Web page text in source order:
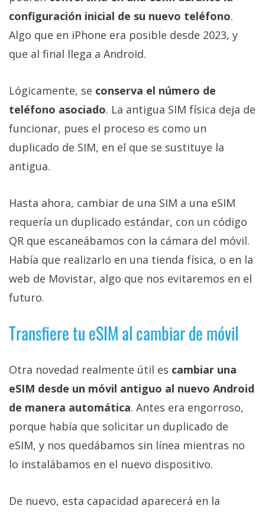
El medio de
comunicación
digital donde
noticias sobre
tecnología,
móviles,
ordenadores,
informática,
videojuegos,
comparativas,
Informático
(CC) 2006-
2026.Algunos
derechos
reservados
configuración inicial de su nuevo teléfono.
Algo que en iPhone era posible desde 2023, y
que al final llega a Android.
Lógicamente, se conserva el número de
teléfono asociado. La antigua SIM física deja de
funcionar, pues el proceso es como un
duplicado de SIM, en el que se sustituye la
antigua.
Hasta ahora, cambiar de una SIM a una eSIM
requería un duplicado estándar, con un código
QR que escaneábamos con la cámara del móvil.
Había que realizarlo en una tienda física, o en la
web de Movistar, algo que nos evitaremos en el
futuro.
Transfiere tu eSIM al cambiar de móvil
Otra novedad realmente útil es cambiar una
eSIM desde un móvil antiguo al nuevo Android
de manera automática. Antes era engorroso,
porque había que solicitar un duplicado de
eSIM, y nos quedábamos sin línea mientras no
lo instalábamos en el nuevo dispositivo.
De nuevo, esta capacidad aparecerá en la